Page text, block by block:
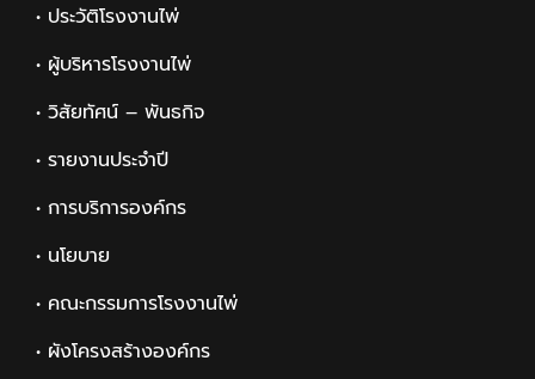
• ประวัติโรงงานไพ่
• ผู้บริหารโรงงานไพ่
• วิสัยทัศน์ – พันธกิจ
• รายงานประจำปี
• การบริการองค์กร
• นโยบาย
• คณะกรรมการโรงงานไพ่
• ผังโครงสร้างองค์กร